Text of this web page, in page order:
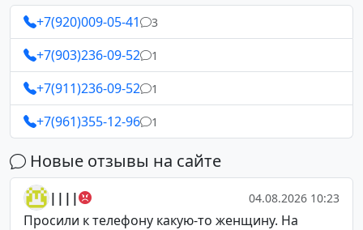
+7(920)009-05-41 3
+7(903)236-09-52 1
+7(911)236-09-52 1
+7(961)355-12-96 1
Новые отзывы на сайте
|||| 04.08.2026 10:23
Просили к телефону какую-то женщину. На